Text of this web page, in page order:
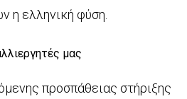
η ελληνική φύση.
μας
προσπάθειας στήριξης